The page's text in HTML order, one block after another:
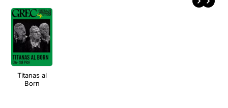
Titanas al
Born